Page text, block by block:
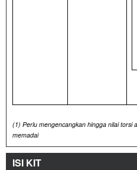
(1) Perlu mengencangkan hingga nilai torsi
memadai
ISI KIT